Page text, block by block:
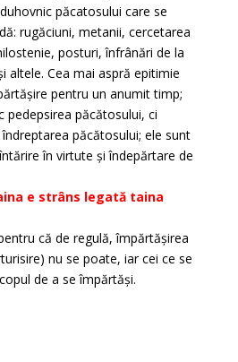
păcatosului care se
rugăciuni, metanii, cercetarea
posturi, înfrânări de la
altele. Cea mai aspră epitimie
pentru un anumit timp;
pedepsirea păcătosului, ci
păcătosului; ele sunt
în virtute și îndepărtare de
e strâns legată taina
că de regulă, împărtășirea
nu se poate, iar cei ce se
de a se împărtăși.